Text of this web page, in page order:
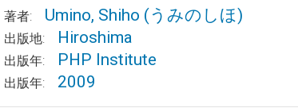
著者: Umino, Shiho (うみのしほ)
出版地: Hiroshima
出版年: PHP Institute
出版年: 2009